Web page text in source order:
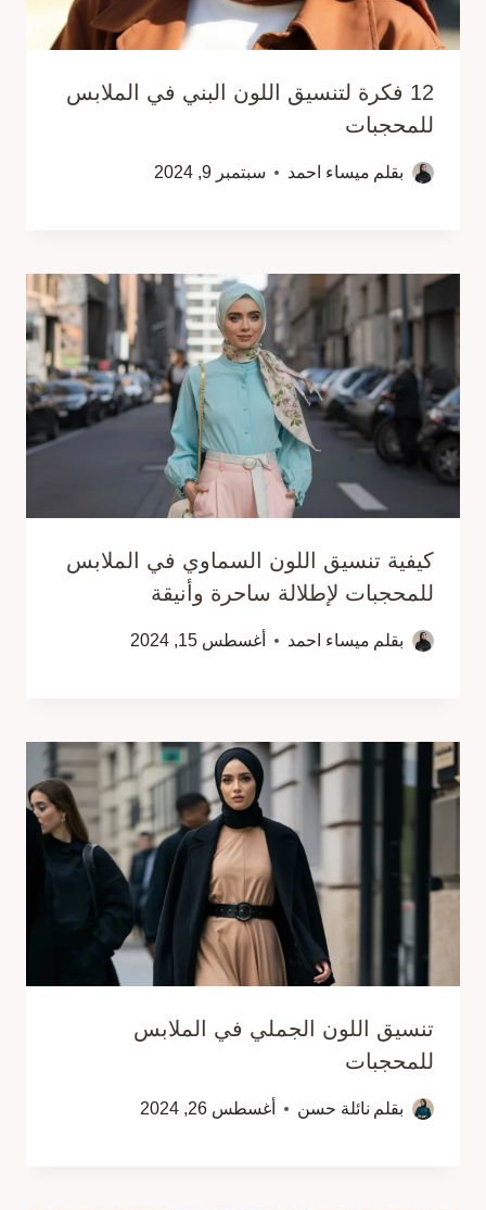
12 فكرة لتنسيق اللون البني في الملابس
للمحجبات
بقلم ميساء احمد سبتمبر 9, 2024
كيفية تنسيق اللون السماوي في الملابس
للمحجبات لإطلالة ساحرة وأنيقة
بقلم ميساء احمد أغسطس 15, 2024
تنسيق اللون الجملي في الملابس
للمحجبات
بقلم نائلة حسن أغسطس 26, 2024